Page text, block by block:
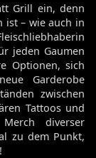
Grill ein, denn
ist – wie auch in
jeden Gaumen
Optionen, sich
Garderobe
zwischen
Tattoos und
diverser
zu dem Punkt,